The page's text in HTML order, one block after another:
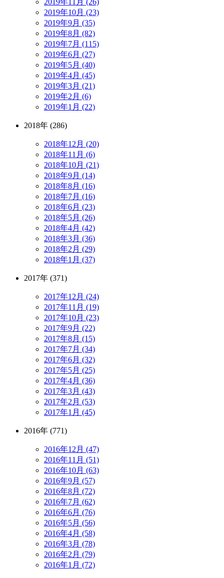
2019年10月 (23)
2019年9月 (35)
2019年8月 (82)
2019年7月 (115)
2019年6月 (27)
2019年5月 (40)
2019年4月 (45)
2019年3月 (21)
2019年2月 (6)
2019年1月 (22)
2018年 (286)
2018年12月 (20)
2018年11月 (6)
2018年10月 (21)
2018年9月 (14)
2018年8月 (16)
2018年7月 (16)
2018年6月 (23)
2018年5月 (26)
2018年4月 (42)
2018年3月 (36)
2018年2月 (29)
2018年1月 (37)
2017年 (371)
2017年12月 (24)
2017年11月 (19)
2017年10月 (23)
2017年9月 (22)
2017年8月 (15)
2017年7月 (34)
2017年6月 (32)
2017年5月 (25)
2017年4月 (36)
2017年3月 (43)
2017年2月 (53)
2017年1月 (45)
2016年 (771)
2016年12月 (47)
2016年11月 (51)
2016年10月 (63)
2016年9月 (57)
2016年8月 (72)
2016年7月 (62)
2016年6月 (76)
2016年5月 (56)
2016年4月 (58)
2016年3月 (78)
2016年2月 (79)
2016年1月 (72)